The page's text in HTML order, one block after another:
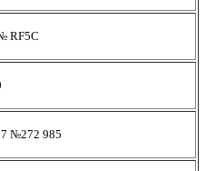
RF5C
№272 985